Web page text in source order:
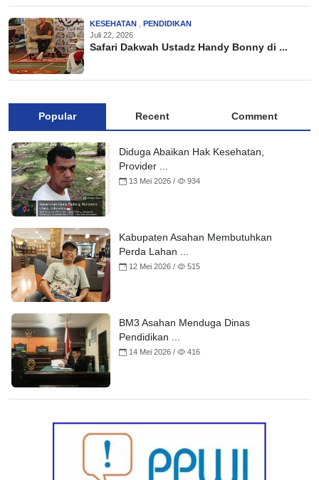
KESEHATAN
PENDIDIKAN
Juli 22, 2026
Safari Dakwah Ustadz Handy Bonny di ...
Popular Recent Comment
Diduga Abaikan Hak Kesehatan,
Provider ...
13 Mei 2026 / 934
Kabupaten Asahan Membutuhkan
Perda Lahan ...
12 Mei 2026 / 515
BM3 Asahan Menduga Dinas
Pendidikan ...
14 Mei 2026 / 416